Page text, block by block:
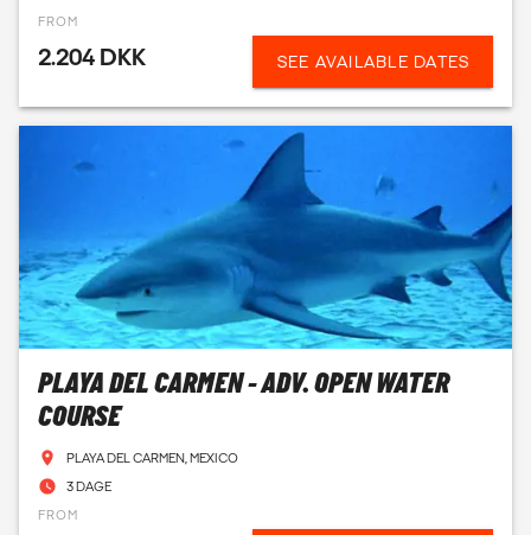
FROM
2.204 DKK SEE AVAILABLE DATES
PLAYA DEL CARMEN - ADV. OPEN WATER
COURSE
PLAYA DEL CARMEN, MEXICO
3 DAGE
FROM